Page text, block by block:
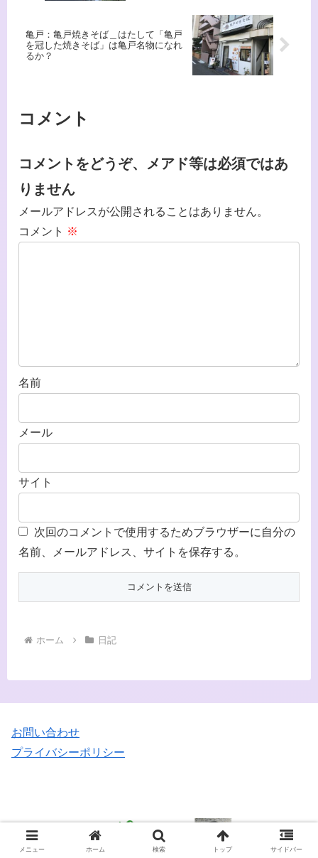
亀戸：亀戸焼きそば＿はたして「亀戸
を冠した焼きそば」は亀戸名物になれ
るか？
コメント
コメントをどうぞ、メアド等は必須ではあ
りません
メールアドレスが公開されることはありません。
コメント ※
名前
メール
サイト
次回のコメントで使用するためブラウザーに自分の
名前、メールアドレス、サイトを保存する。
ホーム 日記
お問い合わせ
プライバシーポリシー
メニュー ホーム 検索 トップ サイドバー